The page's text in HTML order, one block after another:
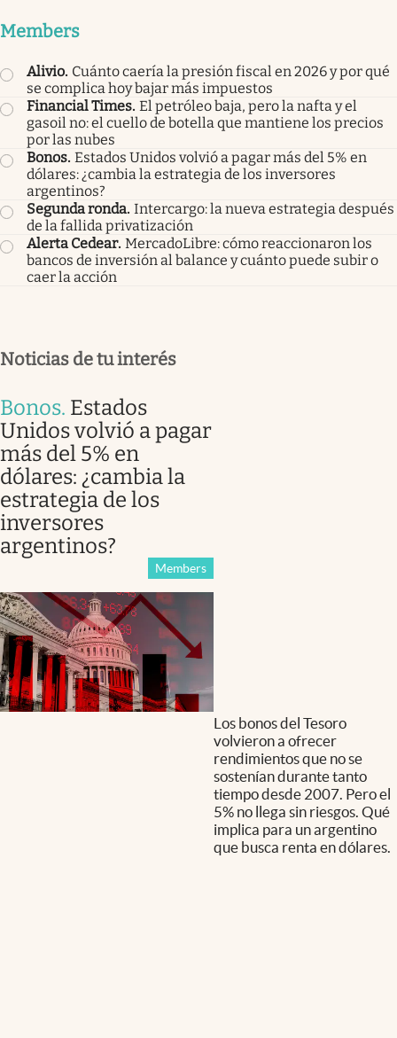
Members
Alivio. Cuánto caería la presión fiscal en 2026 y por qué
se complica hoy bajar más impuestos
Financial Times. El petróleo baja, pero la nafta y el
gasoil no: el cuello de botella que mantiene los precios
por las nubes
Bonos. Estados Unidos volvió a pagar más del 5% en
dólares: ¿cambia la estrategia de los inversores
argentinos?
Segunda ronda. Intercargo: la nueva estrategia después
de la fallida privatización
Alerta Cedear. MercadoLibre: cómo reaccionaron los
bancos de inversión al balance y cuánto puede subir o
caer la acción
Noticias de tu interés
Bonos. Estados
Unidos volvió a pagar
más del 5% en
dólares: ¿cambia la
estrategia de los
inversores
argentinos?
Members
Los bonos del Tesoro
volvieron a ofrecer
rendimientos que no se
sostenían durante tanto
tiempo desde 2007. Pero el
5% no llega sin riesgos. Qué
implica para un argentino
que busca renta en dólares.